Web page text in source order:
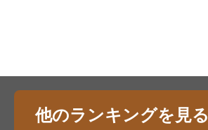
他のランキングを見る